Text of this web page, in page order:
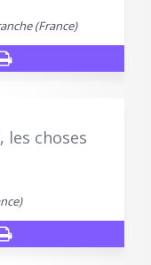
(France)
les choses